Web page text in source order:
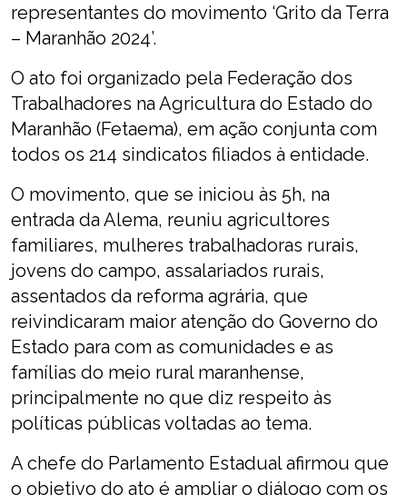
representantes do movimento ‘Grito da Terra
– Maranhão 2024’.
O ato foi organizado pela Federação dos
Trabalhadores na Agricultura do Estado do
Maranhão (Fetaema), em ação conjunta com
todos os 214 sindicatos filiados à entidade.
O movimento, que se iniciou às 5h, na
entrada da Alema, reuniu agricultores
familiares, mulheres trabalhadoras rurais,
jovens do campo, assalariados rurais,
assentados da reforma agrária, que
reivindicaram maior atenção do Governo do
Estado para com as comunidades e as
famílias do meio rural maranhense,
principalmente no que diz respeito às
políticas públicas voltadas ao tema.
A chefe do Parlamento Estadual afirmou que
o objetivo do ato é ampliar o diálogo com os